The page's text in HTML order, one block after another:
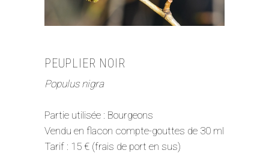
PEUPLIER NOIR
Populus nigra
Partie utilisée : Bourgeons
Vendu en flacon compte-gouttes de 30 ml
Tarif : 15 € (frais de port en sus)